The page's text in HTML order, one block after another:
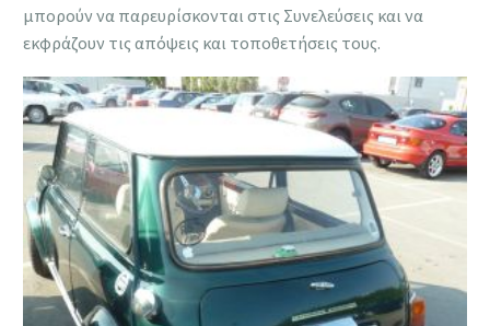
μπορούν να παρευρίσκονται στις Συνελεύσεις και να
εκφράζουν τις απόψεις και τοποθετήσεις τους.